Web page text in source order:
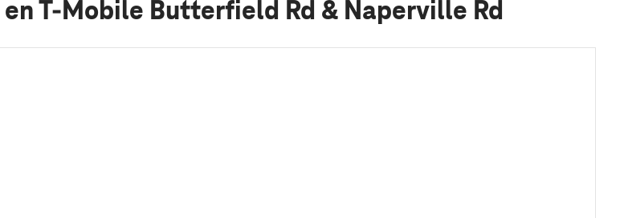
en T-Mobile Butterfield Rd & Naperville Rd